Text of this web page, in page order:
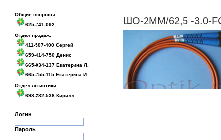
Общие вопросы:
625-741-092
Отдел продаж:
411-507-400 Сергей
659-414-750 Денис
665-034-137 Екатерина Л.
665-755-115 Екатерина И.
Отдел логистики:
698-282-538 Кирилл
Логин
Пароль
ШО-2MM/62,5 -3.0-